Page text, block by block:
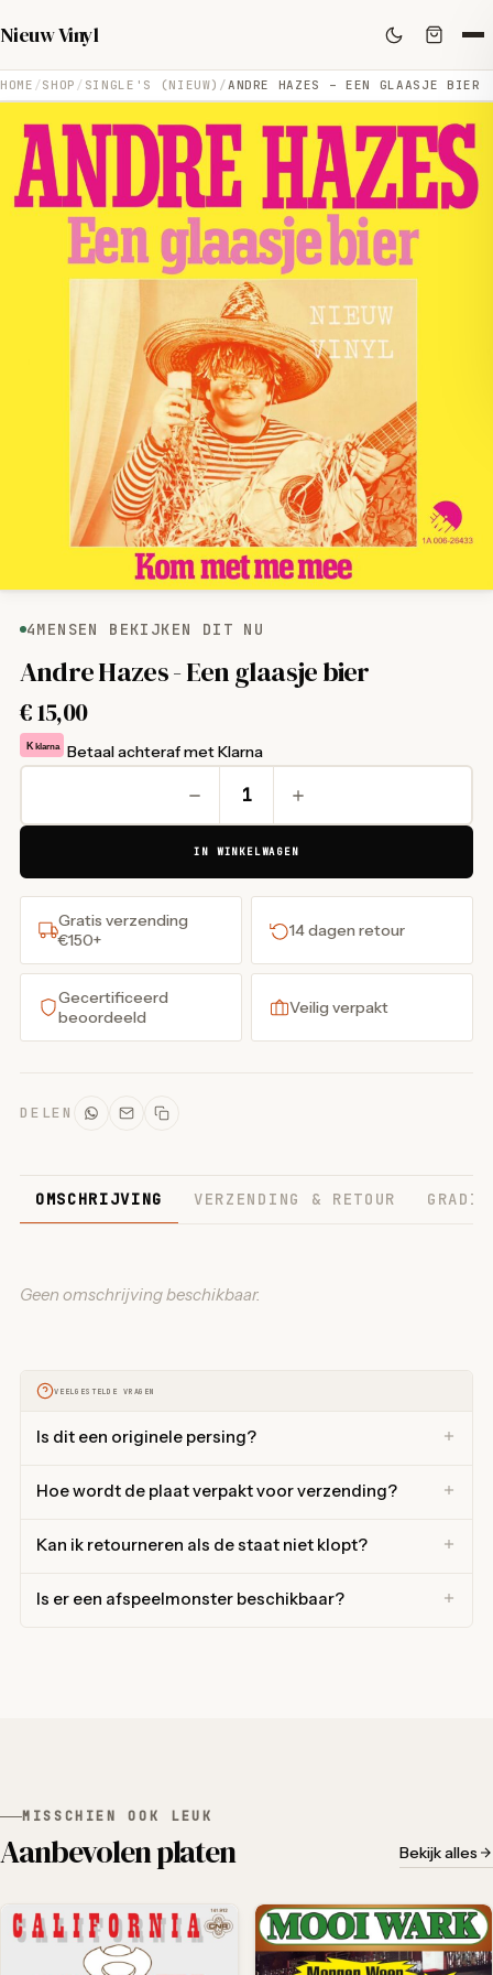
Nieuw Vinyl
HOME SHOP SINGLE'S (NIEUW) ANDRE HAZES – EEN GLAASJE BIER
4MENSEN BEKIJKEN DIT NU
Andre Hazes - Een glaasje bier
€15,00
K klarna Betaal achteraf met Klarna
IN WINKELWAGEN
Gratis verzending
€150+
14 dagen retour
Gecertificeerd
beoordeeld
Veilig verpakt
DELEN
OMSCHRIJVING VERZENDING & RETOUR
Geen omschrijving beschikbaar.
VEELGESTELDE VRAGEN
Is dit een originele persing?
Hoe wordt de plaat verpakt voor verzending?
Kan ik retourneren als de staat niet klopt?
Is er een afspeelmonster beschikbaar?
MISSCHIEN OOK LEUK
Aanbevolen platen Bekijk alles